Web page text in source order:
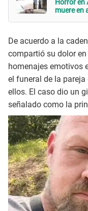
Horror en
muere en
De acuerdo a la
compartió su dolor
homenajes emotivos
el funeral de la
ellos. El caso dio un
señalado como la